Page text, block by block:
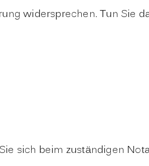
widersprechen. Tun Sie
sich beim zuständigen